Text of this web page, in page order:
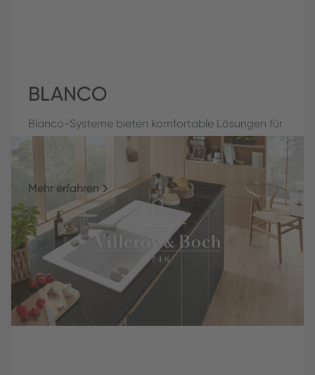
BLANCO
Blanco-Systeme bieten komfortable Lösungen für
hochwertige Armatur-, Spülen- und
Unterschrankorganisation.
Mehr erfahren